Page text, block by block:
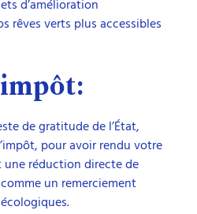
d’amélioration
rêves verts plus accessibles
de gratitude de l’État,
pour avoir rendu votre
une réduction directe de
un remerciement